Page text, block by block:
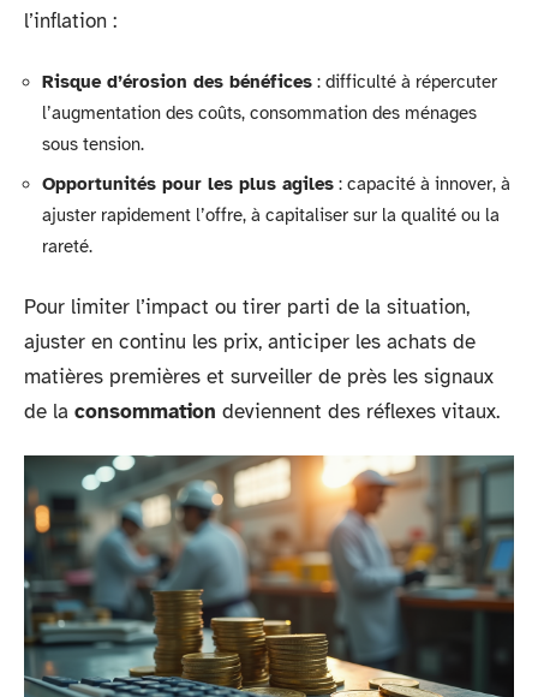
l’inflation :
Risque d’érosion des bénéfices : difficulté à répercuter
l’augmentation des coûts, consommation des ménages
sous tension.
Opportunités pour les plus agiles : capacité à innover, à
ajuster rapidement l’offre, à capitaliser sur la qualité ou la
rareté.
Pour limiter l’impact ou tirer parti de la situation,
ajuster en continu les prix, anticiper les achats de
matières premières et surveiller de près les signaux
de la consommation deviennent des réflexes vitaux.